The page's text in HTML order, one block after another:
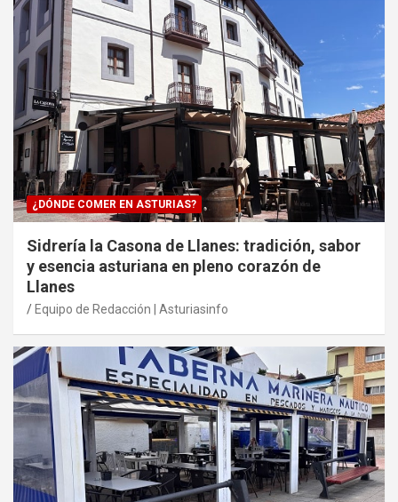
¿DÓNDE COMER EN ASTURIAS?
Sidrería la Casona de Llanes: tradición, sabor
y esencia asturiana en pleno corazón de
Llanes
Equipo de Redacción | Asturiasinfo